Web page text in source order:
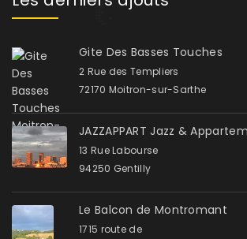
Gite Des Basses Touches
2 Rue des Templiers
72170 Moitron-sur-Sarthe
JAZZAPPART Jazz &
13 Rue Labourse
94250 Gentilly
Le Balcon de Montromant
1715 route de